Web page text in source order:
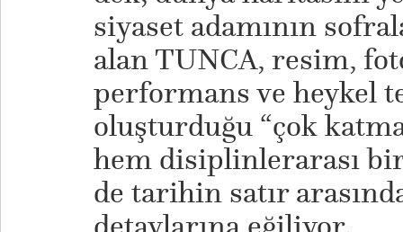
siyaset adamının
alan TUNCA, resim,
performans ve heykel
oluşturduğu “çok
hem disiplinlerarası
de tarihin satır